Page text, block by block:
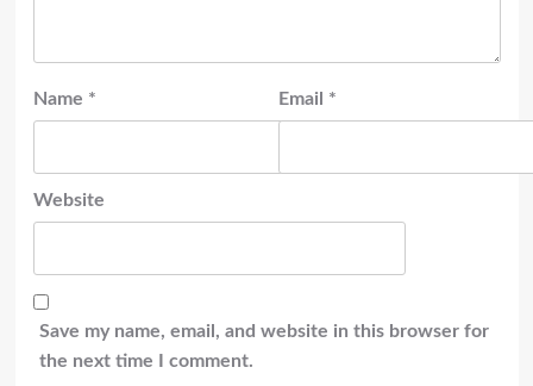
Name * Email *
Website
Save my name, email, and website in this browser for
the next time I comment.